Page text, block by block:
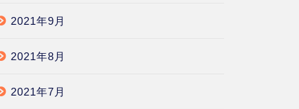
2021年9月
2021年8月
2021年7月